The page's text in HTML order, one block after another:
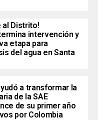
al Distrito!
intervención y
etapa para
del agua en Santa
a transformar la
de la SAE
de su primer año
por Colombia